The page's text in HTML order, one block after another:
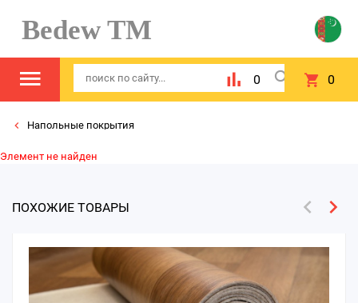
Bedew TM
0 0
Напольные покрытия
Элемент не найден
ПОХОЖИЕ ТОВАРЫ